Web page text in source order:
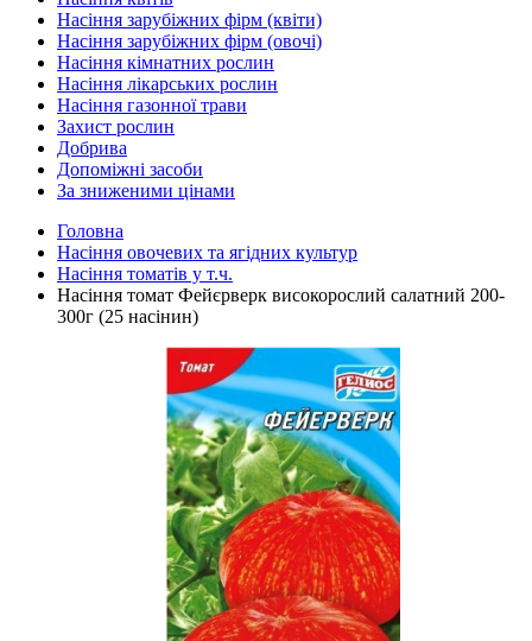
Насіння зарубіжних фірм (квіти)
Насіння зарубіжних фірм (овочі)
Насіння кімнатних рослин
Насіння лікарських рослин
Насіння газонної трави
Захист рослин
Добрива
Допоміжні засоби
За зниженими цінами
Головна
Насіння овочевих та ягідних культур
Насіння томатів у т.ч.
Насіння томат Фейєрверк високорослий салатний 200-
300г (25 насінин)